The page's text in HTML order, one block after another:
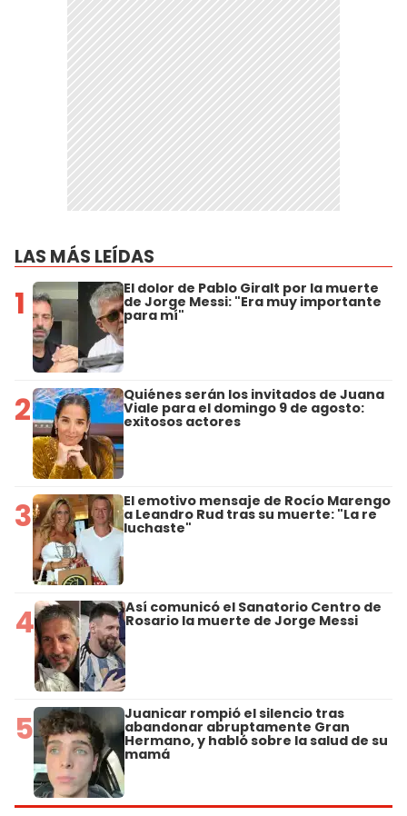
LAS MÁS LEÍDAS
1 El dolor de Pablo Giralt por la muerte
de Jorge Messi: "Era muy importante
para mí"
2 Quiénes serán los invitados de Juana
Viale para el domingo 9 de agosto:
exitosos actores
3 El emotivo mensaje de Rocío Marengo
a Leandro Rud tras su muerte: "La re
luchaste"
4 Así comunicó el Sanatorio Centro de
Rosario la muerte de Jorge Messi
5 Juanicar rompió el silencio tras
abandonar abruptamente Gran
Hermano, y habló sobre la salud de su
mamá